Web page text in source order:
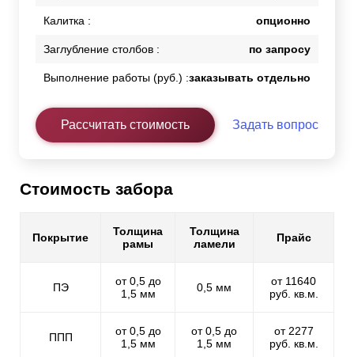
Калитка : опционно
Заглубление столбов : по запросу
Выполнение работы (руб.) :заказывать отдельно
Рассчитать стоимость Задать вопрос
Стоимость забора
Покрытие
Толщина
рамы
Толщина
ламели
Прайс
ПЭ
от 0,5 до
1,5 мм
0,5 мм
от 11640
руб. кв.м.
ППП
от 0,5 до
1,5 мм
от 0,5 до
1,5 мм
от 2277
руб. кв.м.